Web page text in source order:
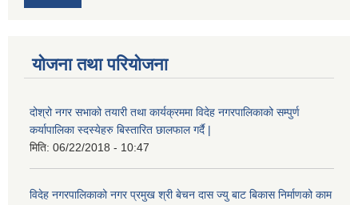
योजना तथा परियोजना
दोश्रो नगर सभाको तयारी तथा कार्यक्रममा विदेह नगरपालिकाको सम्पुर्ण
कर्यापालिका स्दस्येहरु बिस्तारित छालफाल गर्दै |
मिति: 06/22/2018 - 10:47
विदेह नगरपालिकाको नगर प्रमुख श्री बेचन दास ज्यु बाट बिकास निर्माणको काम